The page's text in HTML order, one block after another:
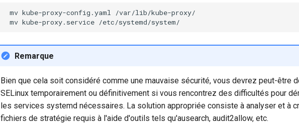
mv kube-proxy-config.yaml
mv kube-proxy.service
Remarque
Bien que cela soit considéré comme une mauvaise sécurité, vous devrez peut-être
SELinux temporairement ou définitivement si vous rencontrez des difficultés pour
les services systemd nécessaires. La solution appropriée consiste à analyser et à
fichiers de stratégie requis à l'aide d'outils tels qu'ausearch, audit2allow, etc.